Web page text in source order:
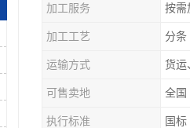
加工服务 按需
加工工艺 分条
运输方式 货运
可售卖地 全国
执行标准 国标